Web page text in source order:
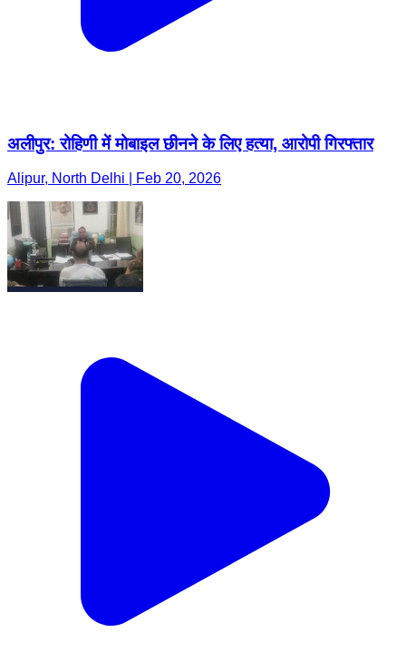
अलीपुर: रोहिणी में मोबाइल छीनने के लिए हत्या, आरोपी गिरफ्तार
Alipur, North Delhi | Feb 20, 2026